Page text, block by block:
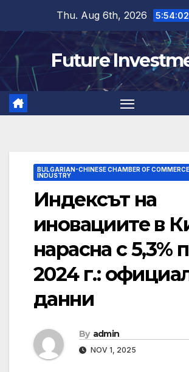
content
Thu. Aug 6th, 2026
Future
BULGARIAN-CHINESE CHAMBER OF
INDUSTRY
Индексът на
иновациите в
нарасна с 5,3%
2024 г.:
данни
By admin
NOV 1, 2025